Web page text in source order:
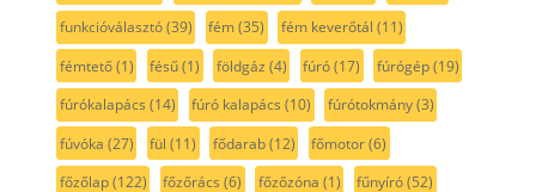
funkcióválasztó(39) fém(35) fém keverőtál (11)
fémtető(1) fésű(1) földgáz (4) fúró(17) fúrógép(19)
fúrókalapács (14) fúró kalapács (10) fúrótokmány(3)
fúvóka (27) fül (11) fődarab(12) főmotor(6)
főzőlap(122) főzőrács (6) főzőzóna (1) fűnyíró(52)